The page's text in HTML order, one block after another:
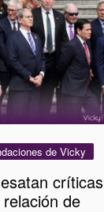
de Vicky
críticas
de